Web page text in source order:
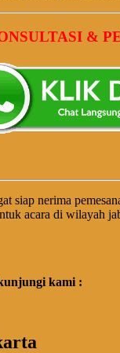
&
siap nerima
acara di wilayah
kami :